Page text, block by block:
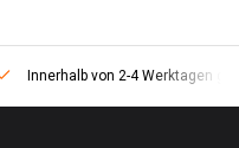
Innerhalb von 2-4 Werktagen